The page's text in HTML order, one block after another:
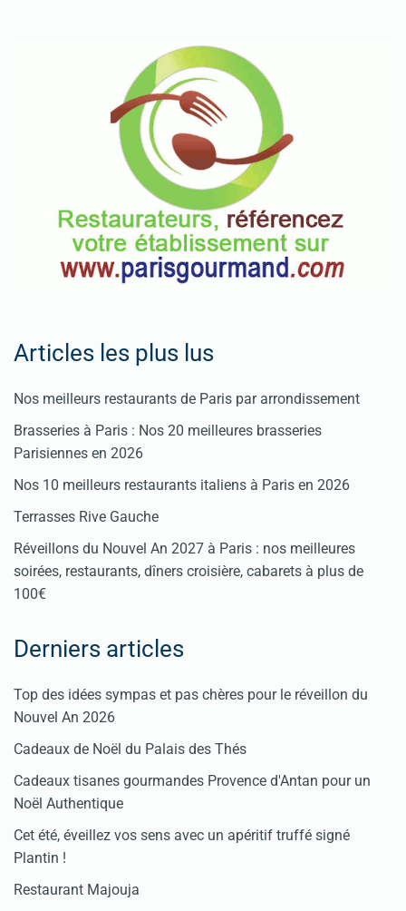
Articles les plus lus
Nos meilleurs restaurants de Paris par arrondissement
Brasseries à Paris : Nos 20 meilleures brasseries
Parisiennes en 2026
Nos 10 meilleurs restaurants italiens à Paris en 2026
Terrasses Rive Gauche
Réveillons du Nouvel An 2027 à Paris : nos meilleures
soirées, restaurants, dîners croisière, cabarets à plus de
100€
Derniers articles
Top des idées sympas et pas chères pour le réveillon du
Nouvel An 2026
Cadeaux de Noël du Palais des Thés
Cadeaux tisanes gourmandes Provence d'Antan pour un
Noël Authentique
Cet été, éveillez vos sens avec un apéritif truffé signé
Plantin !
Restaurant Majouja